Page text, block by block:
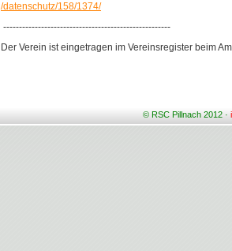
/datenschutz/158/1374/
-----------------------------------------------------
Der Verein ist eingetragen im Vereinsregister beim
© RSC Pillnach 2012 ·